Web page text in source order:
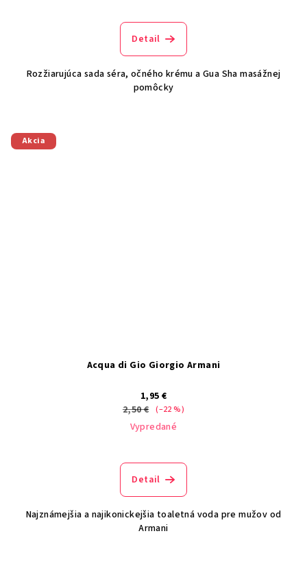
Detail
Rozžiarujúca sada séra, očného krému a Gua Sha masážnej
pomôcky
Akcia
Acqua di Gio Giorgio Armani
1,95 €
2,50 € (–22 %)
Vypredané
Detail
Najznámejšia a najikonickejšia toaletná voda pre mužov od
Armani